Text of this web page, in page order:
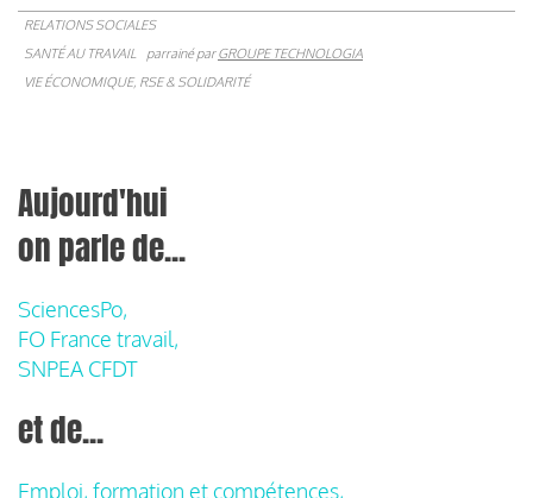
RELATIONS SOCIALES
SANTÉ AU TRAVAIL
parrainé parGROUPE TECHNOLOGIA
VIE ÉCONOMIQUE, RSE & SOLIDARITÉ
Aujourd'hui
on parle de...
SciencesPo,
FO France travail,
SNPEA CFDT
et de...
Emploi, formation et compétences,